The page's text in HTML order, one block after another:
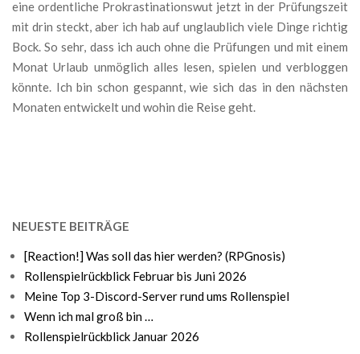
eine ordentliche Prokrastinationswut jetzt in der Prüfungszeit
mit drin steckt, aber ich hab auf unglaublich viele Dinge richtig
Bock. So sehr, dass ich auch ohne die Prüfungen und mit einem
Monat Urlaub unmöglich alles lesen, spielen und verbloggen
könnte. Ich bin schon gespannt, wie sich das in den nächsten
Monaten entwickelt und wohin die Reise geht.
NEUESTE BEITRÄGE
[Reaction!] Was soll das hier werden? (RPGnosis)
Rollenspielrückblick Februar bis Juni 2026
Meine Top 3-Discord-Server rund ums Rollenspiel
Wenn ich mal groß bin …
Rollenspielrückblick Januar 2026